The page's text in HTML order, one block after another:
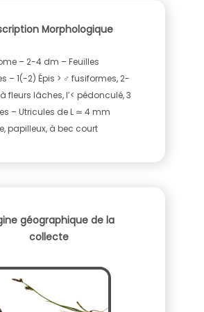
Morphologique
– 2-4 dm – Feuilles
– 1(-2) Épis > ♂ fusiformes, 2-
fleurs lâches, l’< pédonculé, 3
– Utricules de L ≃ 4 mm
papilleux, à bec court
géographique de la
collecte